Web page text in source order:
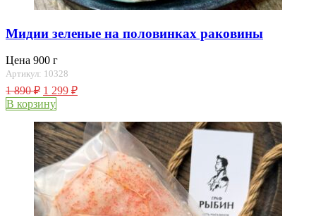
Мидии зеленые на половинках раковины
Цена 900 г
Артикул: 10328
1 890₽ 1 299 ₽
В корзину